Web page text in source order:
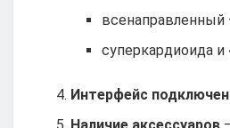
всенаправленный
суперкардиоида
Интерфейс